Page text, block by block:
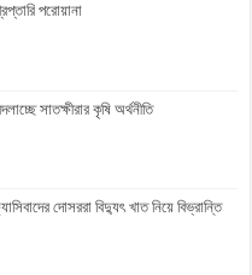
পরোয়ানা
সাতক্ষীরার কৃষি অর্থনীতি
দোসররা বিদ্যুৎ খাত নিয়ে বিভ্রান্তি